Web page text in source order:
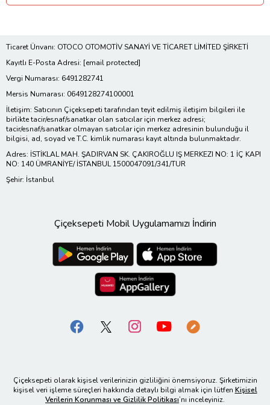
Ticaret Ünvanı: OTOCO OTOMOTİV SANAYİ VE TİCARET LİMİTED ŞİRKETİ
Kayıtlı E-Posta Adresi: [email protected]
Vergi Numarası: 6491282741
Mersis Numarası: 0649128274100001
İletişim: Satıcının Çiçeksepeti tarafından teyit edilmiş iletişim bilgileri ile
birlikte tacir/esnaf/sanatkar olan satıcılar için merkez adresi;
tacir/esnaf/sanatkar olmayan satıcılar için merkez adresinin bulunduğu il
bilgisi, ad, soyad ve T.C. kimlik numarası kayıt altında bulunmaktadır.
Adres: İSTİKLAL MAH. ŞADIRVAN SK. ÇAKIROĞLU IŞ MERKEZI NO: 1 İÇ KAPI
NO: 140 ÜMRANİYE/ İSTANBUL 1500047091/341/TUR
Şehir: İstanbul
Çiçeksepeti Mobil Uygulamamızı İndirin
Çiçeksepeti olarak kişisel verilerinizin gizliliğini önemsiyoruz. Şirketimizin
kişisel veri işleme süreçleri hakkında detaylı bilgi almak için lütfen Kişisel
Verilerin Korunması ve Gizlilik Politikası’nı inceleyiniz.